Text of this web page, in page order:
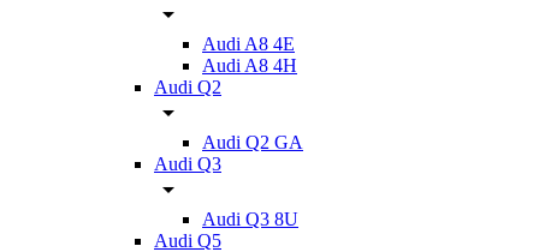
Audi A8 4E
Audi A8 4H
Audi Q2
Audi Q2 GA
Audi Q3
Audi Q3 8U
Audi Q5